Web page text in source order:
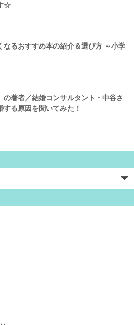
☆
なるおすすめ本の紹介＆選び方 ～小学
の著者／結婚コンサルタント・中谷さ
する原因を聞いてみた！